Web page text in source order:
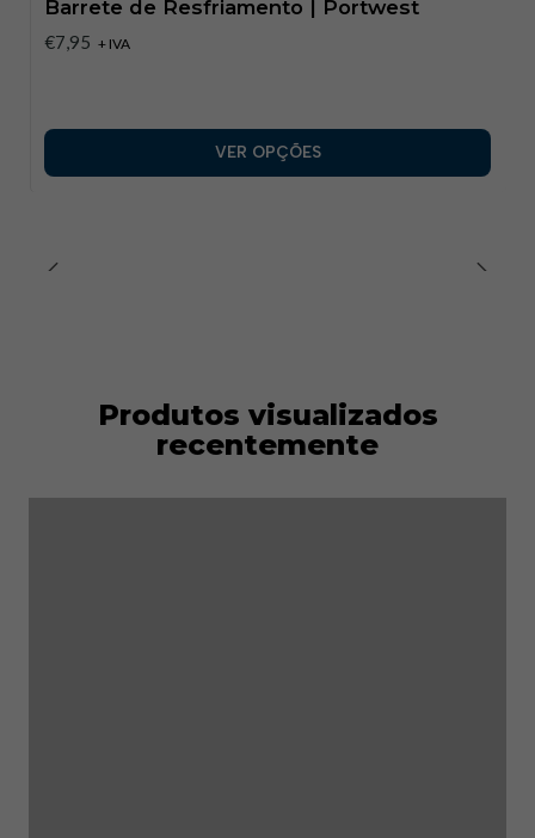
Barrete de Resfriamento | Portwest
€7,95 + IVA
VER OPÇÕES
Produtos visualizados
recentemente